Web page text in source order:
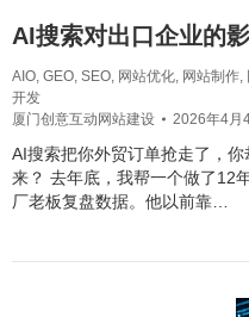
AI搜索对出口企业的
AIO, GEO, SEO, 网站优化, 网站制作,
开发
厦门创意互动网站建设
2026年4月
AI搜索把你外贸订单抢走了，你
来？ 去年底，我帮一个做了12
厂老板复盘数据。他以前靠…